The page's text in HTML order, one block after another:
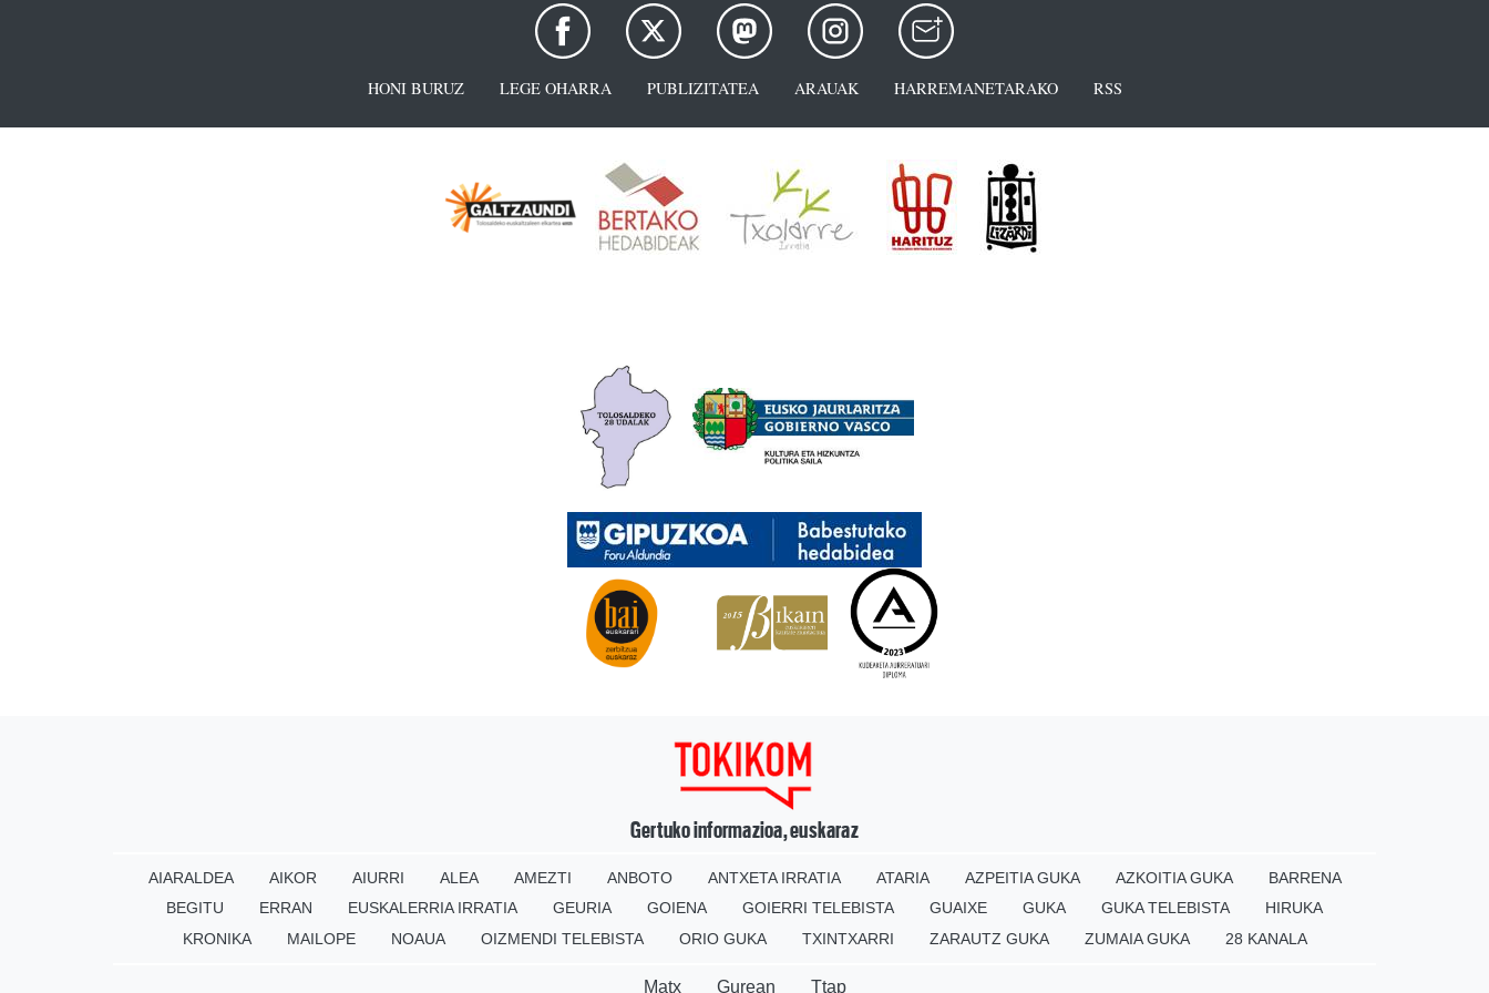
HONI BURUZ LEGE OHARRA PUBLIZITATEA ARAUAK HARREMANETARAKO RSS
Gertuko informazioa, euskaraz
AIARALDEA AIKOR AIURRI ALEA AMEZTI ANBOTO ANTXETA IRRATIA ATARIA AZPEITIA GUKA AZKOITIA GUKA
BARRENA
BEGITU
ERRAN EUSKALERRIA IRRATIA GEURIA GOIENA GOIERRI TELEBISTA GUAIXE GUKA GUKA TELEBISTA
HIRUKA
KRONIKA
MAILOPE NOAUA OIZMENDI TELEBISTA ORIO GUKA TXINTXARRI ZARAUTZ GUKA ZUMAIA GUKA 28 KANALA
Matx Gurean Ttap